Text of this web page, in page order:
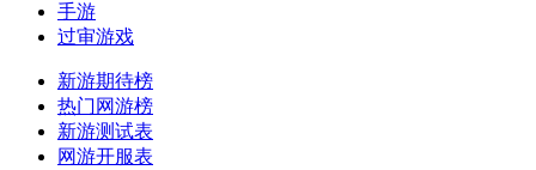
手游
过审游戏
新游期待榜
热门网游榜
新游测试表
网游开服表